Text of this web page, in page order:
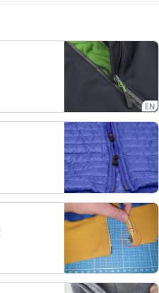
EN